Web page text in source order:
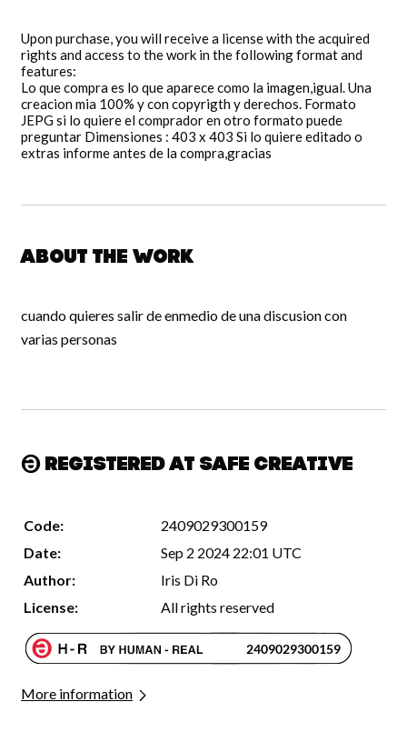
Upon purchase, you will receive a license with the acquired
rights and access to the work in the following format and
features:
Lo que compra es lo que aparece como la imagen,igual. Una
creacion mia 100% y con copyrigth y derechos. Formato
JEPG si lo quiere el comprador en otro formato puede
preguntar Dimensiones : 403 x 403 Si lo quiere editado o
extras informe antes de la compra,gracias
About the work
cuando quieres salir de enmedio de una discusion con
varias personas
Registered at Safe Creative
Code:
2409029300159
Date:
Sep 2 2024 22:01 UTC
Author:
Iris Di Ro
License:
All rights reserved
More information